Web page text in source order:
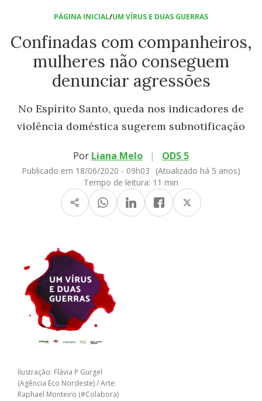
PÁGINA INICIAL/UM VÍRUS E DUAS GUERRAS
Confinadas com companheiros,
mulheres não conseguem
denunciar agressões
No Espírito Santo, queda nos indicadores de
violência doméstica sugerem subnotificação
Por Liana Melo | ODS 5
Publicado em 18/06/2020 - 09h03
(Atualizado há 5 anos)
Tempo de leitura: 11 min
Ilustração: Flávia P Gurgel
(Agência Eco Nordeste)/ Arte:
Raphael Monteiro (#Colabora)